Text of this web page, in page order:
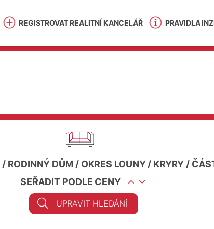
REGISTROVAT REALITNÍ KANCELÁŘ PRAVIDLA
/ RODINNÝ DŮM/ OKRES LOUNY/ KRYRY/
SEŘADIT PODLE CENY
UPRAVIT HLEDÁNÍ